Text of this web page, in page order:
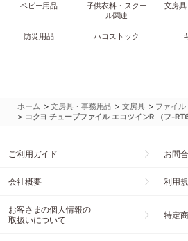
ベビー用品
子供衣料・スクー
ル関連
文房
防災用品 ハコストック
ホーム >文房具・事務用品 >文房具 > ファイル
> コクヨ チューブファイル エコツインR （フ-
ご利用ガイド お問
会社概要 利用
お客さまの個人情報の
取扱いについて
特定